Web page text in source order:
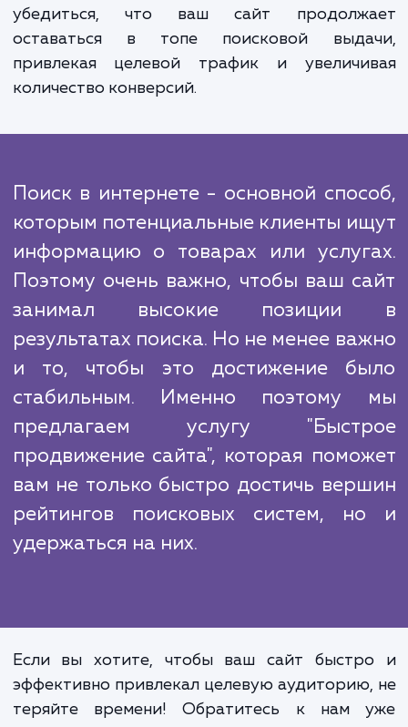
команда SEO-специалистов обладает
необходимыми навыками и опытом для
над всеми этими аспектами, чтобы
вашему сайту быстрое
продвижении сайта. Мы также
постоянный мониторинг и анализ
корректируя стратегию в
полученных данных. Это помогает
оставаться в топе поисковой
привлекая целевой трафик и
количество конверсий.
Поиск в интернете - основной
которым потенциальные клиенты
занимал высокие
результатах поиска. Но не менее
и то, чтобы это достижение